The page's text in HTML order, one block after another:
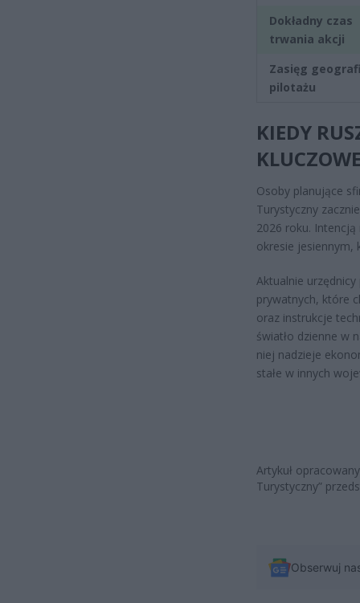
Dokładny czas
trwania akcji
Zasięg
pilotażu
KIEDY
Osoby planujące
Turystyczny
2026 roku.
okresie jesiennym,
Aktualnie
prywatnych, które
oraz instrukcje
światło dzienne w
niej nadzieje
stałe w innych
Artykuł
Turystyczny”
Obserwuj